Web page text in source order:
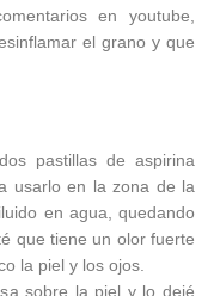
en youtube,
el grano y que
pastillas de aspirina
usarlo en la zona de la
en agua, quedando
que tiene un olor fuerte
la piel y los ojos.
sobre la piel y lo dejé